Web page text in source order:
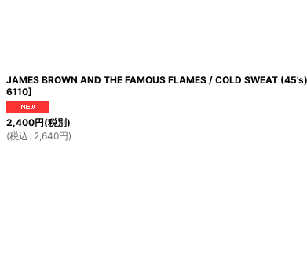
JAMES BROWN AND THE FAMOUS FLAMES / COLD SWEAT (45's)
6110]
2,400円(税別)
(税込 : 2,640円)